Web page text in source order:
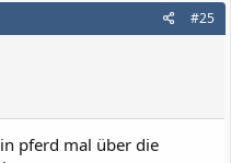
#25
pferd mal über die